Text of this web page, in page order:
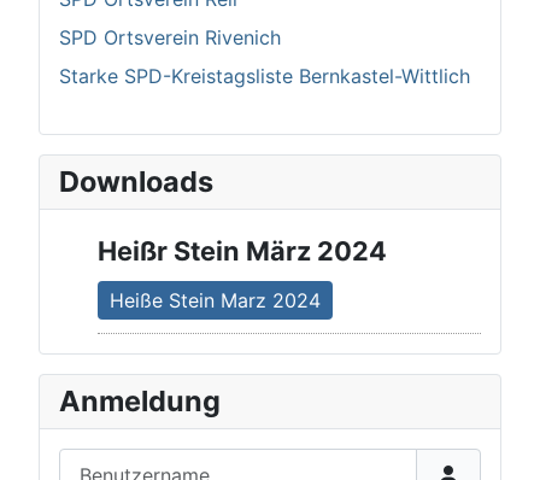
SPD Ortsverein Rivenich
Starke SPD-Kreistagsliste Bernkastel-Wittlich
Downloads
Heißr Stein März 2024
Heiße Stein Marz 2024
Anmeldung